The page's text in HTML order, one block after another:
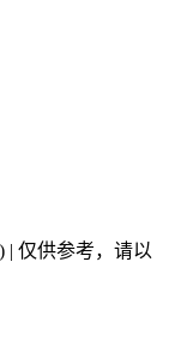
| 仅供参考，请以